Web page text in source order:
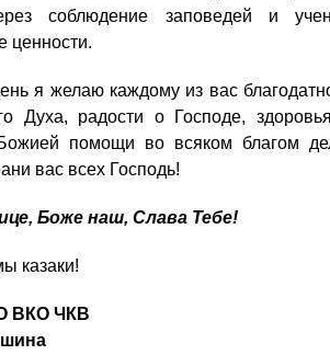
соблюдение заповедей и
ценности.
я желаю каждому из вас
Духа, радости о Господе,
Божией помощи во всяком благом
вас всех Господь!
Боже наш, Слава Тебе!
казаки!
ВКО ЧКВ